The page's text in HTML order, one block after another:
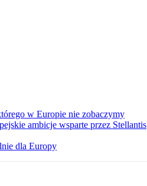
w Europie nie zobaczymy
ambicje wsparte przez Stellantis
dla Europy